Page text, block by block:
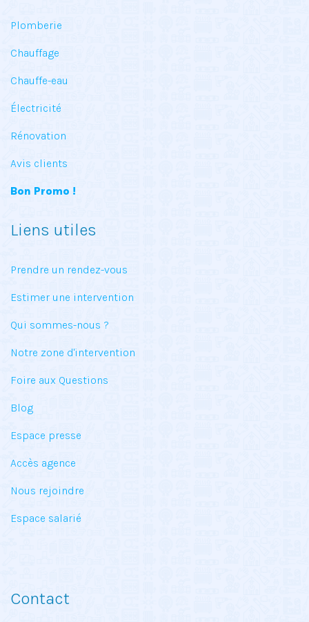
Plomberie
Chauffage
Chauffe-eau
Électricité
Rénovation
Avis clients
Bon Promo !
Liens utiles
Prendre un rendez-vous
Estimer une intervention
Qui sommes-nous ?
Notre zone d'intervention
Foire aux Questions
Blog
Espace presse
Accès agence
Nous rejoindre
Espace salarié
Contact